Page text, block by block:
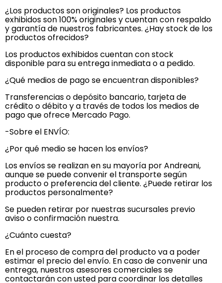
¿Los productos son originales? Los productos
exhibidos son 100% originales y cuentan con respaldo
y garantía de nuestros fabricantes. ¿Hay stock de los
productos ofrecidos?
Los productos exhibidos cuentan con stock
disponible para su entrega inmediata o a pedido.
¿Qué medios de pago se encuentran disponibles?
Transferencias o depósito bancario, tarjeta de
crédito o débito y a través de todos los medios de
pago que ofrece Mercado Pago.
-Sobre el ENVÍO:
¿Por qué medio se hacen los envíos?
Los envíos se realizan en su mayoría por Andreani,
aunque se puede convenir el transporte según
producto o preferencia del cliente. ¿Puede retirar los
productos personalmente?
Se pueden retirar por nuestras sucursales previo
aviso o confirmación nuestra.
¿Cuánto cuesta?
En el proceso de compra del producto va a poder
estimar el precio del envío. En caso de convenir una
entrega, nuestros asesores comerciales se
contactarán con usted para coordinar los detalles